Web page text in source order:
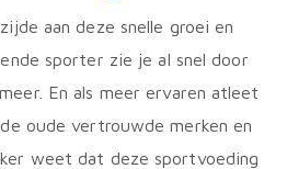
aan deze snelle groei en
sporter zie je al snel door
En als meer ervaren atleet
oude vertrouwde merken en
weet dat deze sportvoeding